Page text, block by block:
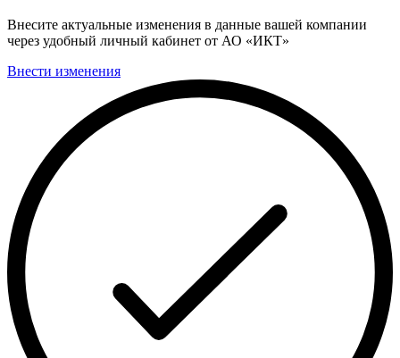
Внесите актуальные изменения в данные вашей компании
через удобный личный кабинет от АО «ИКТ»
Внести изменения